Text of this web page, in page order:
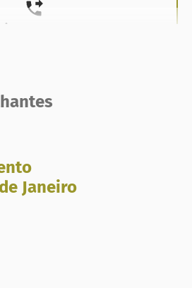
99737-1912
Janeiro